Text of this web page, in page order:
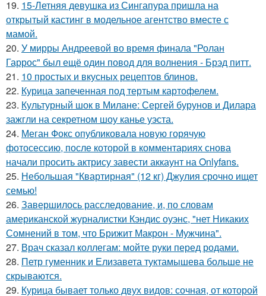
19. 15-Летняя девушка из Сингапура пришла на
открытый кастинг в модельное агентство вместе с
мамой.
20. У мирры Андреевой во время финала "Ролан
Гаррос" был ещё один повод для волнения - Брэд питт.
21. 10 простых и вкусных рецептов блинов.
22. Курица запеченная под тертым картофелем.
23. Культурный шок в Милане: Сергей бурунов и Дилара
зажгли на секретном шоу канье уэста.
24. Меган Фокс опубликовала новую горячую
фотосессию, после которой в комментариях снова
начали просить актрису завести аккаунт на Onlyfans.
25. Небольшая "Квартирная" (12 кг) Джулия срочно ищет
семью!
26. Завершилось расследование, и, по словам
американской журналистки Кэндис оуэнс, "нет Никаких
Сомнений в том, что Брижит Макрон - Мужчина".
27. Врач сказал коллегам: мойте руки перед родами.
28. Петр гуменник и Елизавета туктамышева больше не
скрываются.
29. Курица бывает только двух видов: сочная, от которой